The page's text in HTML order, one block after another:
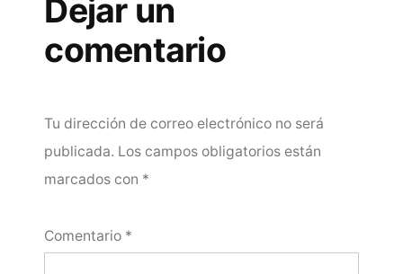
Dejar un
comentario
Tu dirección de correo electrónico no será
publicada. Los campos obligatorios están
marcados con *
Comentario *